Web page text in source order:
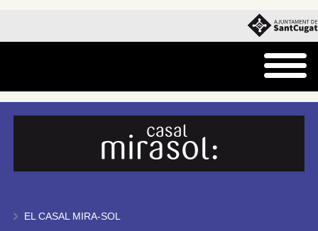
EL CASAL MIRA-SOL